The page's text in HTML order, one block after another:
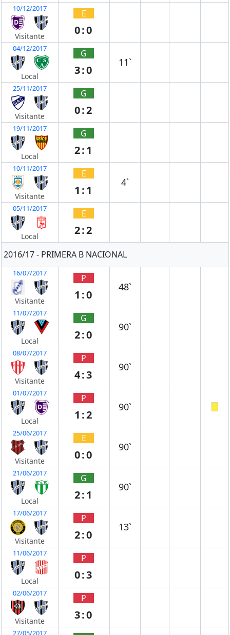
10/12/2017
Visitante
E
0:0
04/12/2017
Local
G
3:0
11`
25/11/2017
Visitante
G
0:2
19/11/2017
Local
G
2:1
10/11/2017
Visitante
E
1:1
4`
05/11/2017
Local
E
2:2
2016/17 - PRIMERA B NACIONAL
16/07/2017
Visitante
P
1:0
48`
11/07/2017
Local
G
2:0
90`
08/07/2017
Visitante
P
4:3
90`
01/07/2017
Local
P
1:2
90`
25/06/2017
Visitante
E
0:0
90`
21/06/2017
Local
G
2:1
90`
17/06/2017
Visitante
P
2:0
13`
11/06/2017
Local
P
0:3
02/06/2017
Visitante
P
3:0
27/05/2017